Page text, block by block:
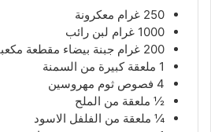
250 غرام معكرونة
1000 غرام لبن رائب
200 غرام جبنة بيضاء مقطعة
1 ملعقة كبيرة من السمنة
4 فصوص ثوم مهروسين
½ ملعقة من الملح
¼ ملعقة من الفلفل الاسود